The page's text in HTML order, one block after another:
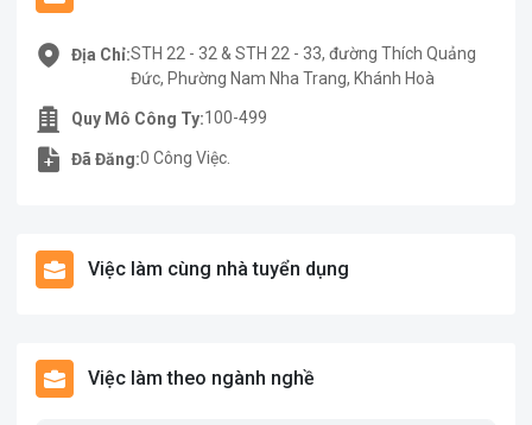
Địa Chỉ:STH 22 - 32 & STH 22 - 33, đường Thích Quảng
Đức, Phường Nam Nha Trang, Khánh Hoà
Quy Mô Công Ty:100-499
Đã Đăng:0 Công Việc.
Việc làm cùng nhà tuyển dụng
Việc làm theo ngành nghề